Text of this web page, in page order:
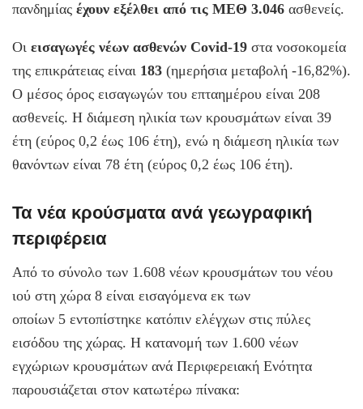
πανδημίας έχουν εξέλθει από τις ΜΕΘ 3.046 ασθενείς.
Οι εισαγωγές νέων ασθενών Covid-19 στα νοσοκομεία
της επικράτειας είναι 183 (ημερήσια μεταβολή -16,82%).
Ο μέσος όρος εισαγωγών του επταημέρου είναι 208
ασθενείς. Η διάμεση ηλικία των κρουσμάτων είναι 39
έτη (εύρος 0,2 έως 106 έτη), ενώ η διάμεση ηλικία των
θανόντων είναι 78 έτη (εύρος 0,2 έως 106 έτη).
Τα νέα κρούσματα ανά γεωγραφική
περιφέρεια
Από το σύνολο των 1.608 νέων κρουσμάτων του νέου
ιού στη χώρα 8 είναι εισαγόμενα εκ των
οποίων 5 εντοπίστηκε κατόπιν ελέγχων στις πύλες
εισόδου της χώρας. Η κατανομή των 1.600 νέων
εγχώριων κρουσμάτων ανά Περιφερειακή Ενότητα
παρουσιάζεται στον κατωτέρω πίνακα: